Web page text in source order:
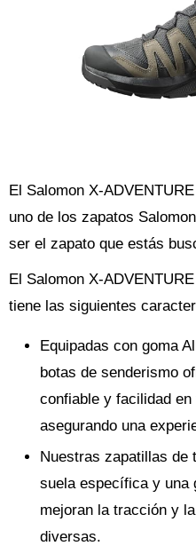
El Salomon X-
uno de los zapatos
ser el zapato que estás
El Salomon X-
tiene las siguientes
Equipadas con goma
botas de senderismo
confiable y facilidad
asegurando una
Nuestras zapatillas de
suela específica y una
mejoran la tracción y
diversas.